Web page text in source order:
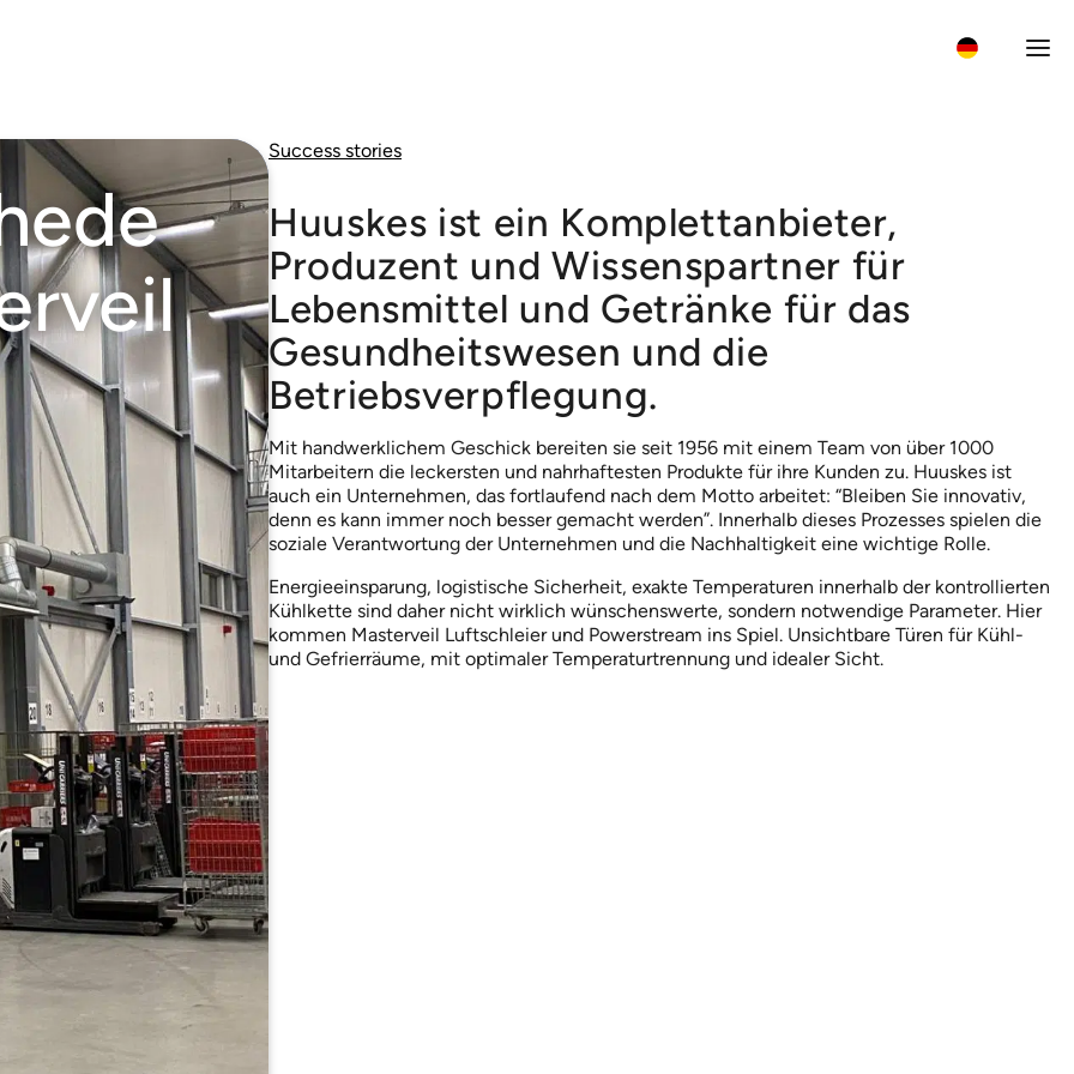
Success stories
Huuskes ist ein Komplettanbieter,
Produzent und Wissenspartner für
Lebensmittel und Getränke für das
Gesundheitswesen und die
Betriebsverpflegung.
Mit handwerklichem Geschick bereiten sie seit 1956 mit einem Team von über 1000
Mitarbeitern die leckersten und nahrhaftesten Produkte für ihre Kunden zu. Huuskes ist
auch ein Unternehmen, das fortlaufend nach dem Motto arbeitet: “Bleiben Sie innovativ,
denn es kann immer noch besser gemacht werden”. Innerhalb dieses Prozesses spielen die
soziale Verantwortung der Unternehmen und die Nachhaltigkeit eine wichtige Rolle.
Energieeinsparung, logistische Sicherheit, exakte Temperaturen innerhalb der kontrollierten
Kühlkette sind daher nicht wirklich wünschenswerte, sondern notwendige Parameter. Hier
kommen Masterveil Luftschleier und Powerstream ins Spiel. Unsichtbare Türen für Kühl-
und Gefrierräume, mit optimaler Temperaturtrennung und idealer Sicht.